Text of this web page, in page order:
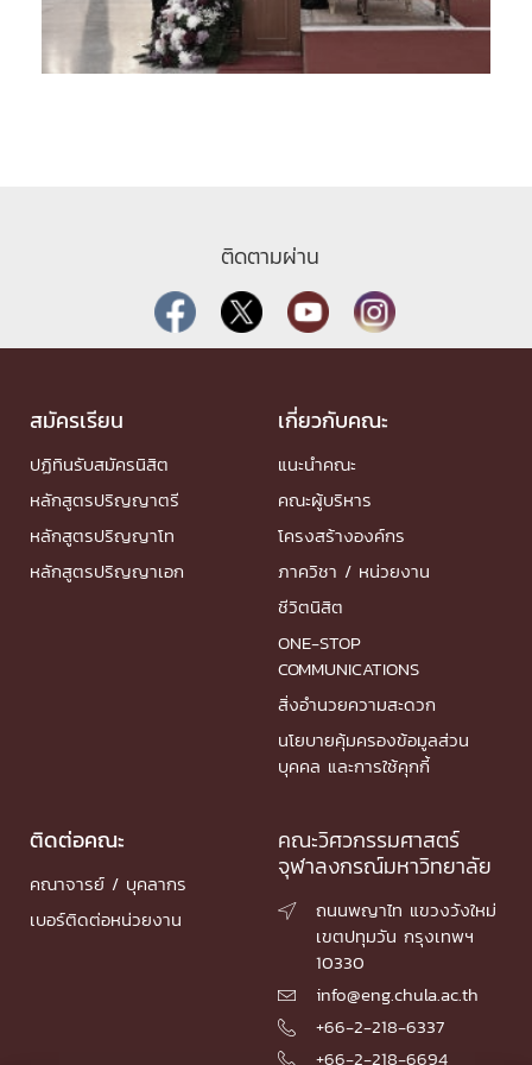
ติดตามผ่าน
สมัครเรียน
ปฏิทินรับสมัครนิสิต
หลักสูตรปริญญาตรี
หลักสูตรปริญญาโท
หลักสูตรปริญญาเอก
เกี่ยวกับคณะ
แนะนำคณะ
คณะผู้บริหาร
โครงสร้างองค์กร
ภาควิชา / หน่วยงาน
ชีวิตนิสิต
ONE-STOP
COMMUNICATIONS
สิ่งอำนวยความสะดวก
นโยบายคุ้มครองข้อมูลส่วน
บุคคล และการใช้คุกกี้
ติดต่อคณะ
คณาจารย์ / บุคลากร
เบอร์ติดต่อหน่วยงาน
คณะวิศวกรรมศาสตร์
จุฬาลงกรณ์มหาวิทยาลัย

ถนนพญาไท แขวงวังใหม่
เขตปทุมวัน กรุงเทพฯ
10330
 info@eng.chula.ac.th
 +66-2-218-6337
 +66-2-218-6694